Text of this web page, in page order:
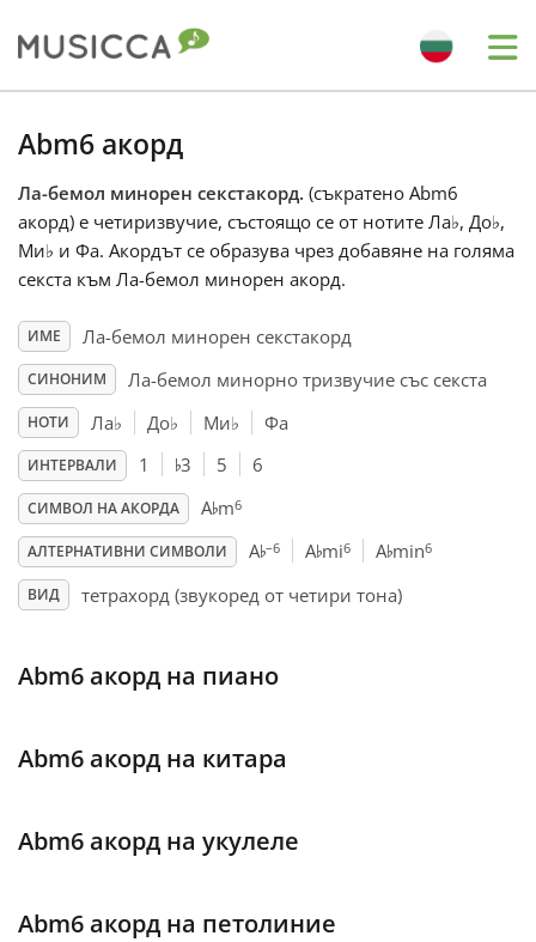
Български
Dansk
English
Español
Abm6 акорд
Ла-бемол минорен секстакорд. (съкратено Abm6
акорд) е четиризвучие, състоящо се от нотите Ла♭, До♭,
Ми♭ и Фа. Акордът се образува чрез добавяне на голяма
секста към Ла-бемол минорен акорд.
ИМЕ Ла-бемол минорен секстакорд
СИНОНИМ Ла-бемол минорно тризвучие със секста
НОТИ Ла♭ До♭ Ми♭ Фа
ИНТЕРВАЛИ 1 ♭3 5 6
СИМВОЛ НА АКОРДА A♭m6
АЛТЕРНАТИВНИ СИМВОЛИ A♭–6 A♭mi6 A♭min6
ВИД тетрахорд (звукоред от четири тона)
Abm6 акорд на пиано
Abm6 акорд на китара
Abm6 акорд на укулеле
Abm6 акорд на петолиние